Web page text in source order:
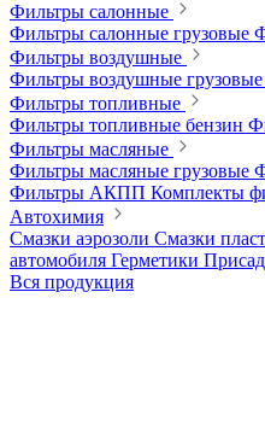
Фильтры салонные
Фильтры салонные грузовые
Фильтры воздушные
Фильтры воздушные грузовые
Фильтры топливные
Фильтры топливные бензин
Фильтры масляные
Фильтры масляные грузовые
Фильтры АКПП Комплекты
Автохимия
Смазки аэрозоли Смазки
автомобиля Герметики
Вся продукция